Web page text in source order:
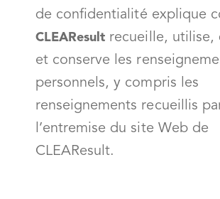
de confidentialité explique
CLEAResult recueille, utilise,
et conserve les
personnels, y compris les
renseignements recueillis
l’entremise du site Web de
CLEAResult.